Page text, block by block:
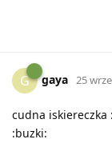
G gaya 25
cudna
:buzki: